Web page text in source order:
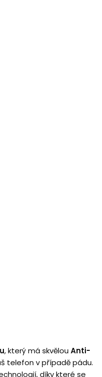
, který má skvělou Anti-
telefon v případě pádu.
díky které se